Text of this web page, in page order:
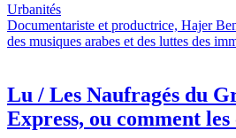
Urbanités
Documentariste et productrice, Hajer
des musiques arabes et des luttes des
Lu / Les Naufragés du
Express, ou comment les